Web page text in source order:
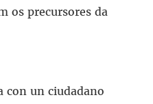
os precursores da
con un ciudadano